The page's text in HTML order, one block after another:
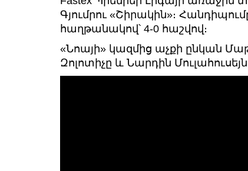
Գյումրու «Շիրակին»։
հաղթանակով՝ 4-0 հաշվով։
«Նոայի» կազմից աչքի ընկան
Զոլոտիչը և Նարդին